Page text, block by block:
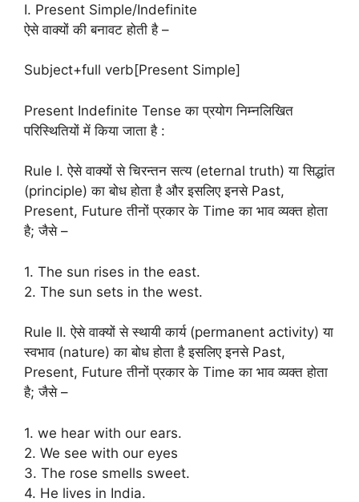
I. Present Simple/Indefinite
ऐसे वाक्यों की बनावट होती है –
Subject+full verb[Present Simple]
Present Indefinite Tense का प्रयोग निम्नलिखित
परिस्थितियों में किया जाता है :
Rule I. ऐसे वाक्यों से चिरन्तन सत्य (eternal truth) या सिद्धांत
(principle) का बोध होता है और इसलिए इनसे Past,
Present, Future तीनों प्रकार के Time का भाव व्यक्त होता
है; जैसे –
1. The sun rises in the east.
2. The sun sets in the west.
Rule II. ऐसे वाक्यों से स्थायी कार्य (permanent activity) या
स्वभाव (nature) का बोध होता है इसलिए इनसे Past,
Present, Future तीनों प्रकार के Time का भाव व्यक्त होता
है; जैसे –
1. we hear with our ears.
2. We see with our eyes
3. The rose smells sweet.
4. He lives in India.